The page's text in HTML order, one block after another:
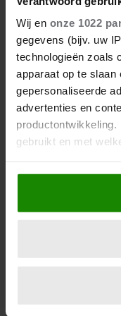
Wij en onze 1022
gegevens (bijv. uw
technologieën zoals
apparaat op te slaan
gepersonaliseerde
advertenties en
gebruikt en met
Als u het toestaat,
Informatie
locatie, die tot
scannen op
verwerkt en stel uw
Evelien is online
en Royalty en
aan haar hand.
media, dan
een eigen Tiktok
Meer van